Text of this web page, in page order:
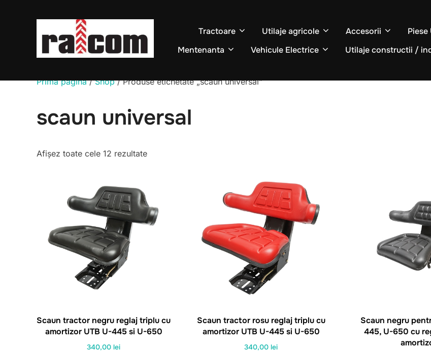
Tractoare Utilaje agricole Accesorii
Mentenanta
Vehicule Electrice Utilaje constructii /
Prima pagină/Shop/ Produse etichetate „scaun universal”
scaun universal
Afișez toate cele 12 rezultateSortat
recente
Scaun tractor negru reglaj triplu cu
amortizor UTB U-445 si U-650
340,00lei
Scaun tractor rosu reglaj triplu cu
amortizor UTB U-445 si U-650
340,00lei
Scaun negru
445, U-650 cu